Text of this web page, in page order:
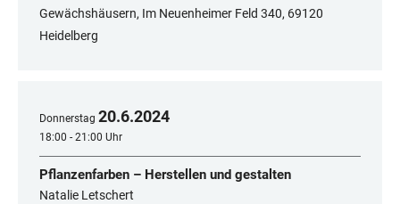
Gewächshäusern, Im Neuenheimer Feld 340, 69120
Heidelberg
Donnerstag 20.6.2024
18:00 - 21:00 Uhr
Pflanzenfarben – Herstellen und gestalten
Natalie Letschert